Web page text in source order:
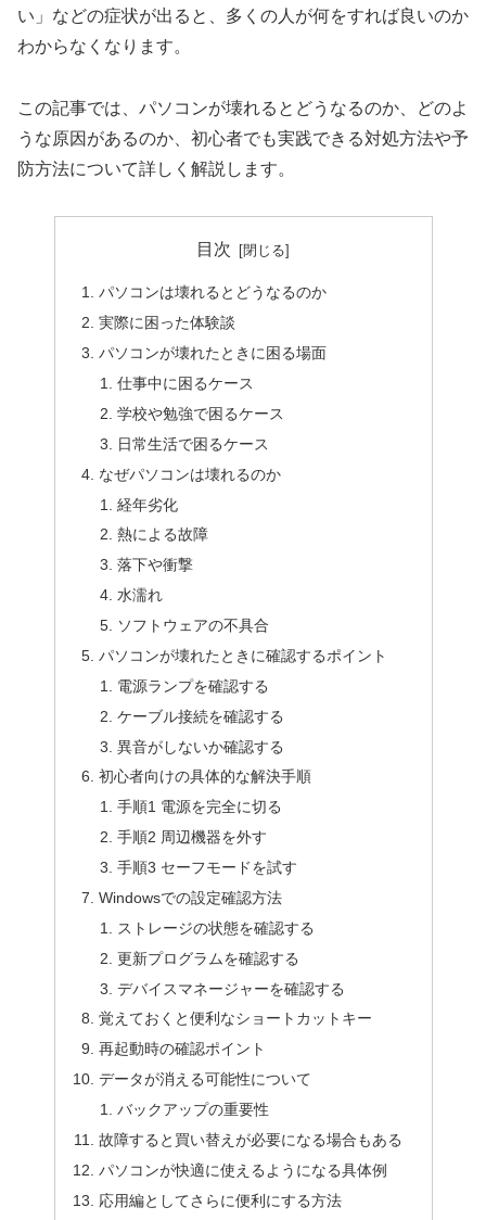
い」などの症状が出ると、多くの人が何をすれば良いのか
わからなくなります。
この記事では、パソコンが壊れるとどうなるのか、どのよ
うな原因があるのか、初心者でも実践できる対処方法や予
防方法について詳しく解説します。
目次
パソコンは壊れるとどうなるのか
実際に困った体験談
パソコンが壊れたときに困る場面
仕事中に困るケース
学校や勉強で困るケース
日常生活で困るケース
なぜパソコンは壊れるのか
経年劣化
熱による故障
落下や衝撃
水濡れ
ソフトウェアの不具合
パソコンが壊れたときに確認するポイント
電源ランプを確認する
ケーブル接続を確認する
異音がしないか確認する
初心者向けの具体的な解決手順
手順1 電源を完全に切る
手順2 周辺機器を外す
手順3 セーフモードを試す
Windowsでの設定確認方法
ストレージの状態を確認する
更新プログラムを確認する
デバイスマネージャーを確認する
覚えておくと便利なショートカットキー
再起動時の確認ポイント
データが消える可能性について
バックアップの重要性
故障すると買い替えが必要になる場合もある
パソコンが快適に使えるようになる具体例
応用編としてさらに便利にする方法